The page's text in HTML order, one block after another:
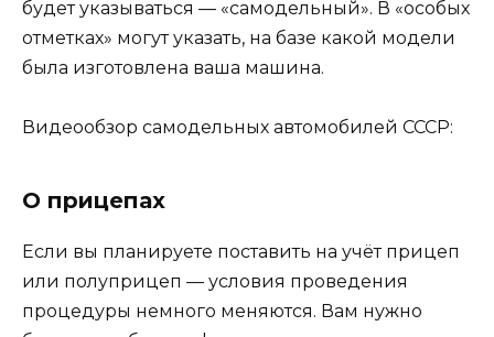
будет указываться — «самодельный». В «особых
отметках» могут указать, на базе какой модели
была изготовлена ваша машина.
Видеообзор самодельных автомобилей СССР:
О прицепах
Если вы планируете поставить на учёт прицеп
или полуприцеп — условия проведения
процедуры немного меняются. Вам нужно